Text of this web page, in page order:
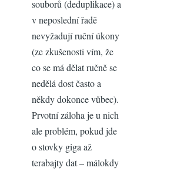
souborů (deduplikace) a
v neposlední řadě
nevyžadují ruční úkony
(ze zkušenosti vím, že
co se má dělat ručně se
nedělá dost často a
někdy dokonce vůbec).
Prvotní záloha je u nich
ale problém, pokud jde
o stovky giga až
terabajty dat – málokdy